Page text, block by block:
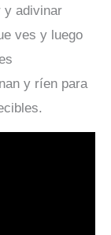
y adivinar
ves y luego
y ríen para